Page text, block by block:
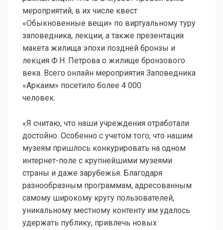
мероприятий, в их числе квест
«Обыкновенные вещи» по виртуальному туру
заповедника, лекции, а также презентация
макета жилища эпохи поздней бронзы и
лекция Ф.Н. Петрова о жилище бронзового
века. Всего онлайн мероприятия Заповедника
«Аркаим» посетило более 4 000
человек.
«Я считаю, что наши учреждения отработали
достойно. Особенно с учетом того, что нашим
музеям пришлось конкурировать на одном
интернет-поле с крупнейшими музеями
страны и даже зарубежья. Благодаря
разнообразным программам, адресованным
самому широкому кругу пользователей,
уникальному местному контенту им удалось
удержать публику, привлечь новых